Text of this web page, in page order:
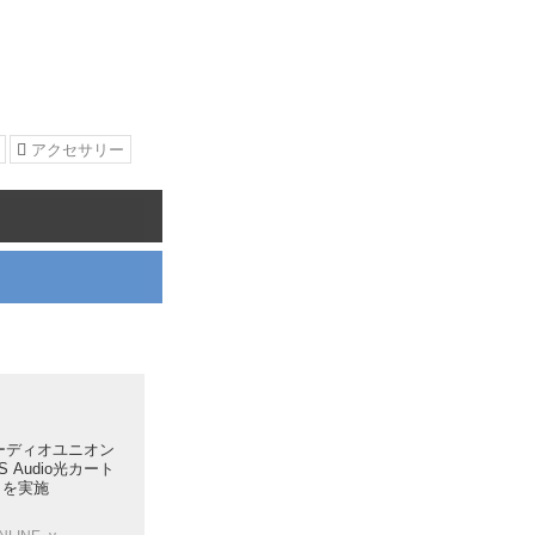
アクセサリー
ディオユニオン
Audio光カート
実施